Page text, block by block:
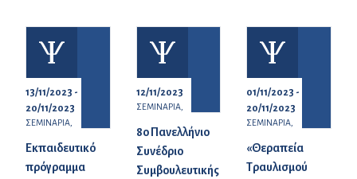
13/11/2023 -
20/11/2023
ΣΕΜΙΝΑΡΙΑ,
Εκπαιδευτικό
πρόγραμμα
12/11/2023
ΣΕΜΙΝΑΡΙΑ,
8ο Πανελλήνιο
Συνέδριο
Συμβουλευτικής
01/11/2023 -
20/11/2023
ΣΕΜΙΝΑΡΙΑ,
«Θεραπεία
Τραυλισμού